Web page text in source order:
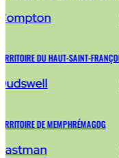
DU HAUT-SAINT-
DE MEMPHRÉMAGOG